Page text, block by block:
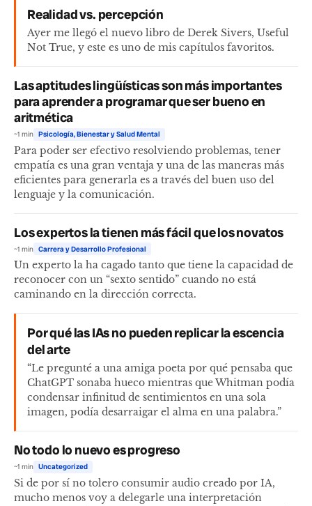
Realidad vs. percepción
Ayer me llegó el nuevo libro de Derek Sivers, Useful
Not True, y este es uno de mis capítulos favoritos.
Las aptitudes lingüísticas son más importantes
para aprender a programar que ser bueno en
aritmética
~1 min Psicología, Bienestar y Salud Mental
Para poder ser efectivo resolviendo problemas, tener
empatía es una gran ventaja y una de las maneras más
eficientes para generarla es a través del buen uso del
lenguaje y la comunicación.
Los expertos la tienen más fácil que los novatos
~1 min Carrera y Desarrollo Profesional
Un experto la ha cagado tanto que tiene la capacidad de
reconocer con un “sexto sentido” cuando no está
caminando en la dirección correcta.
Por qué las IAs no pueden replicar la escencia
del arte
“Le pregunté a una amiga poeta por qué pensaba que
ChatGPT sonaba hueco mientras que Whitman podía
condensar infinitud de sentimientos en una sola
imagen, podía desarraigar el alma en una palabra.”
No todo lo nuevo es progreso
~1 min Uncategorized
Si de por sí no tolero consumir audio creado por IA,
mucho menos voy a delegarle una interpretación